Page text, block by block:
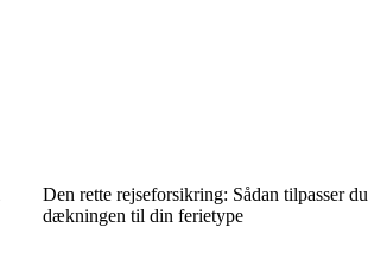
Den rette rejseforsikring: Sådan tilpasser du
dækningen til din ferietype